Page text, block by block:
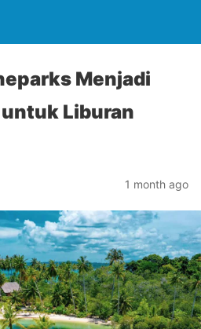
Menjadi
Liburan
1 month ago